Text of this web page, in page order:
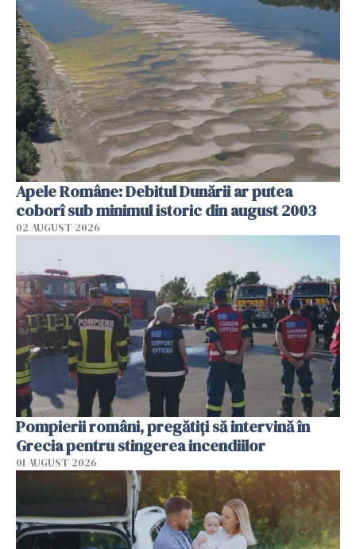
Apele Române: Debitul Dunării ar putea
coborî sub minimul istoric din august 2003
02 AUGUST 2026
Pompierii români, pregătiţi să intervină în
Grecia pentru stingerea incendiilor
01 AUGUST 2026